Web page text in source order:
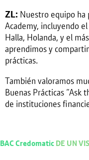
ZL: Nuestro equipo ha
Academy, incluyendo
Halla, Holanda, y el
aprendimos y
prácticas.
También valoramos
Buenas Prácticas “Ask
de instituciones
BAC Credomatic DE UN